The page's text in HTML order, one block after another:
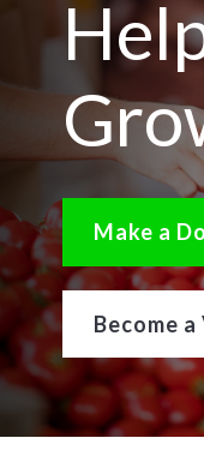
Make a
Become